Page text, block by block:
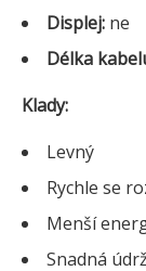
Displej: ne
Délka
Klady:
Levný
Rychle se
Menší
Snadná